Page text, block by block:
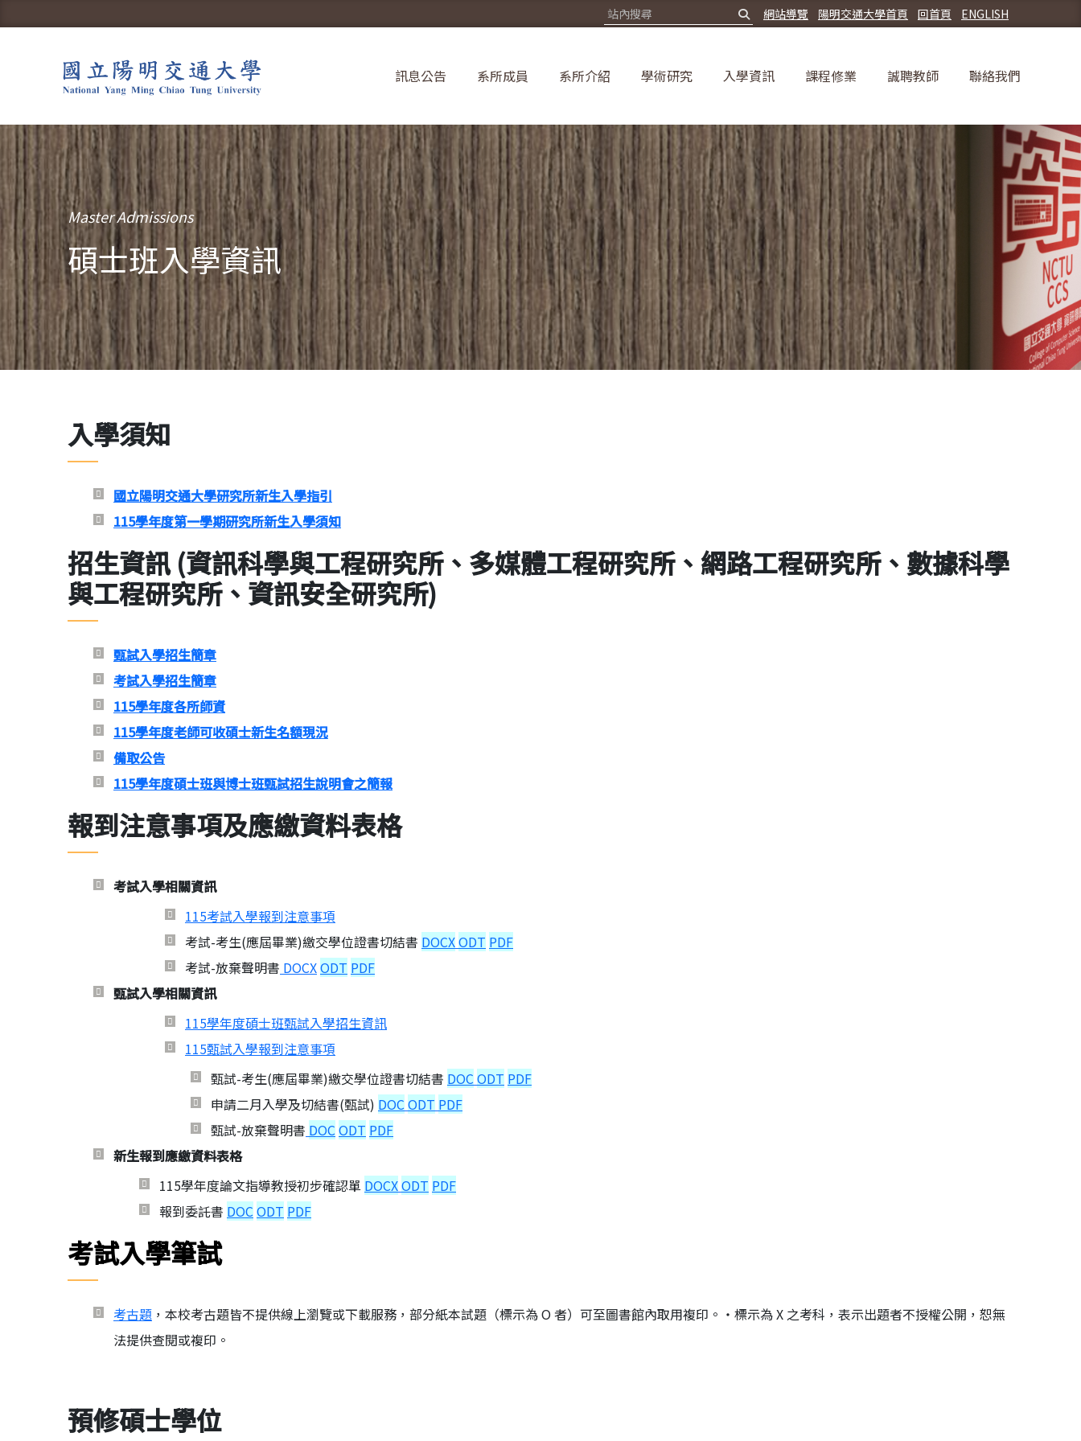
ENGLISH
回首頁
陽明交通大學首頁
網站導覽
訊息公告 系所成員 系所介紹 學術研究 入學資訊 課程修業 誠聘教師 聯絡我們
Master Admissions
碩士班入學資訊
入學須知
國立陽明交通大學研究所新生入學指引
115學年度第一學期研究所新生入學須知
招生資訊 (資訊科學與工程研究所、多媒體工程研究所、網路工程研究所、數據科學
與工程研究所、資訊安全研究所)
甄試入學招生簡章
考試入學招生簡章
115學年度各所師資
115學年度老師可收碩士新生名額現況
備取公告
115學年度碩士班與博士班甄試招生說明會之簡報
報到注意事項及應繳資料表格
考試入學相關資訊
115考試入學報到注意事項
考試-考生(應屆畢業)繳交學位證書切結書 DOCXODT PDF
考試-放棄聲明書 DOCXODT PDF
甄試入學相關資訊
115學年度碩士班甄試入學招生資訊
115甄試入學報到注意事項
甄試-考生(應屆畢業)繳交學位證書切結書 DOC ODT PDF
申請二月入學及切結書(甄試) DOC ODT PDF
甄試-放棄聲明書 DOC ODT PDF
新生報到應繳資料表格
115學年度論文指導教授初步確認單 DOCXODT PDF
報到委託書 DOC ODT PDF
考試入學筆試
考古題 ，本校考古題皆不提供線上瀏覽或下載服務 ，部分紙本試題（標示為 O 者）可至圖書館內取用複印。‧標示為 X 之考科，表示出題者不授權公開，恕無
法提供查閱或複印。
預修碩士學位